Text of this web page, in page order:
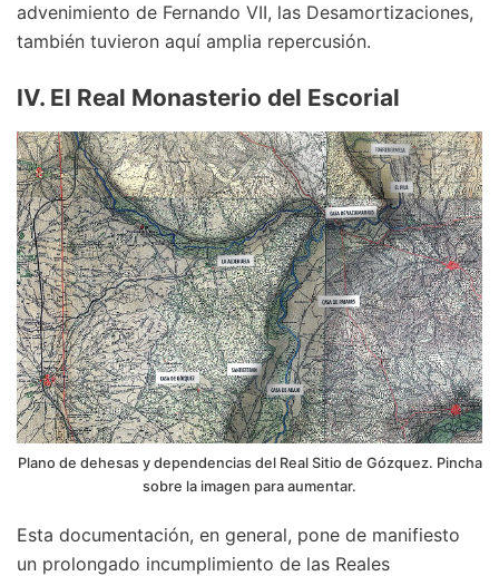
advenimiento de Fernando VII, las Desamortizaciones,
también tuvieron aquí amplia repercusión.
IV. El Real Monasterio del Escorial
Plano de dehesas y dependencias del Real Sitio de Gózquez. Pincha
sobre la imagen para aumentar.
Esta documentación, en general, pone de manifiesto
un prolongado incumplimiento de las Reales